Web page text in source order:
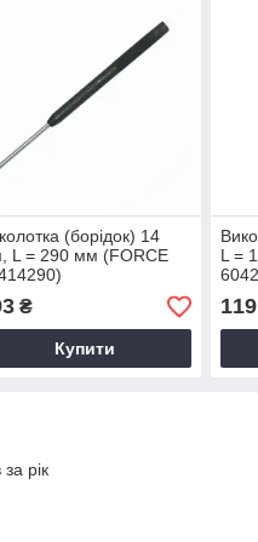
(борідок) 14
L = 290 мм (FORCE
₴
Купити
L =
119
рік